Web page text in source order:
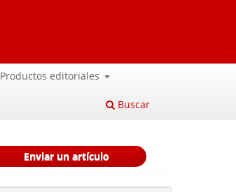
Productos editoriales
Buscar
Enviar un artículo